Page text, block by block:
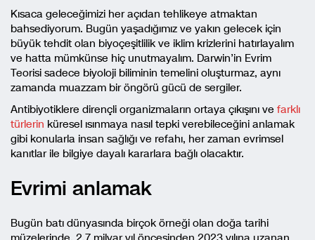
Kısaca geleceğimizi her açıdan tehlikeye atmaktan
bahsediyorum. Bugün yaşadığımız ve yakın gelecek için
büyük tehdit olan biyoçeşitlilik ve iklim krizlerini hatırlayalım
ve hatta mümkünse hiç unutmayalım. Darwin’in Evrim
Teorisi sadece biyoloji biliminin temelini oluşturmaz, aynı
zamanda muazzam bir öngörü gücü de sergiler.
Antibiyotiklere dirençli organizmaların ortaya çıkışını ve farklı
türlerin küresel ısınmaya nasıl tepki verebileceğini anlamak
gibi konularla insan sağlığı ve refahı, her zaman evrimsel
kanıtlar ile bilgiye dayalı kararlara bağlı olacaktır.
Evrimi anlamak
Bugün batı dünyasında birçok örneği olan doğa tarihi